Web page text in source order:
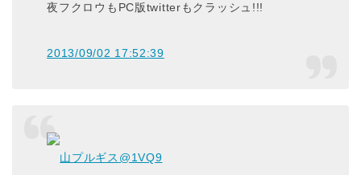
夜フクロウもPC版twitterもクラッシュ!!!
2013/09/02 17:52:39
山プルギス @1VQ9